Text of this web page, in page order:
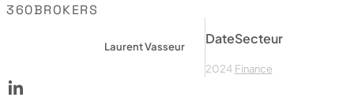
360BROKERS
Laurent Vasseur
Date
2024
Secteur
Finance
Voir le linked in de 360Brokers